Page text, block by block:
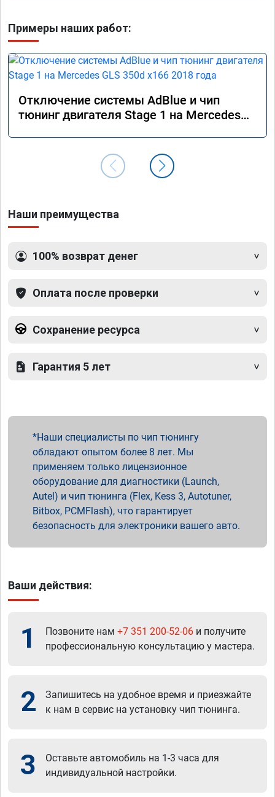
Примеры наших работ:
Отключение системы AdBlue и чип
тюнинг двигателя Stage 1 на Mercedes
Наши преимущества
100% возврат денег
Оплата после проверки
Сохранение ресурса
Гарантия 5 лет
Наши специалисты по чип тюнингу
обладают опытом более 8 лет. Мы
применяем только лицензионное
оборудование для диагностики (Launch,
Autel) и чип тюнинга (Flex, Kess 3, Autotuner,
Bitbox, PCMFlash), что гарантирует
безопасность для электроники вашего авто.
Ваши действия:
1 Позвоните нам +7 351 200-52-06 и получите
профессиональную консультацию у мастера.
2
Запишитесь на удобное время и приезжайте
к нам в сервис на установку чип тюнинга.
3
Оставьте автомобиль на 1-3 часа для
индивидуальной настройки.